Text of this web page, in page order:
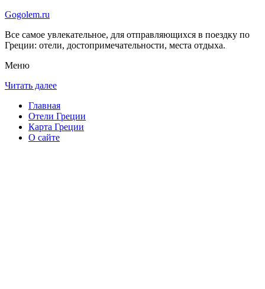
Gogolem.ru
Все самое увлекательное, для отправляющихся в поездку по
Греции: отели, достопримечательности, места отдыха.
Меню
Читать далее
Главная
Отели Греции
Карта Греции
О сайте